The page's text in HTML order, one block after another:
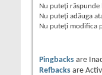
Nu puteţi răspunde
Nu puteţi adăuga
Nu puteţi modifica
Pingbacks are
Refbacks are Activ